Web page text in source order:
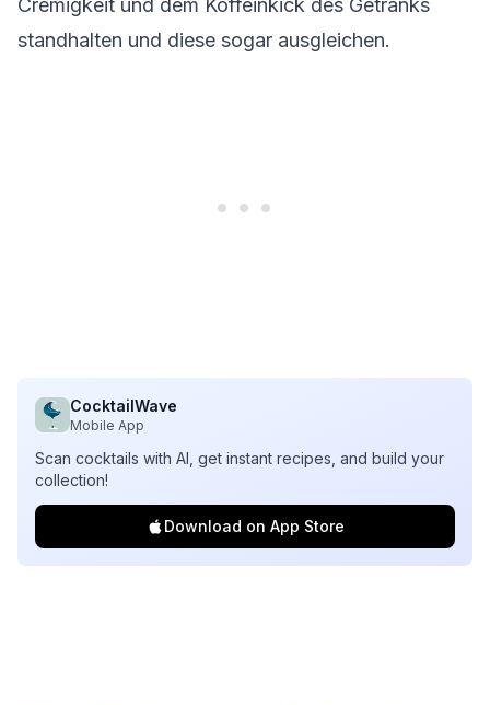
Cremigkeit und dem Koffeinkick des Getränks
standhalten und diese sogar ausgleichen.
CocktailWave
Mobile App
Scan cocktails with AI, get instant recipes, and build your
collection!
Download on App Store